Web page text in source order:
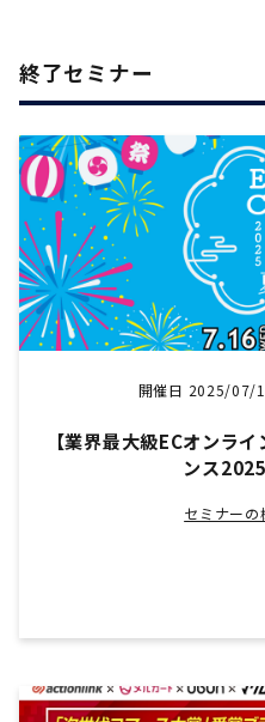
終了セミナー
開催日 2025/07/
【業界最大級ECオンラ
ンス
セミナーの